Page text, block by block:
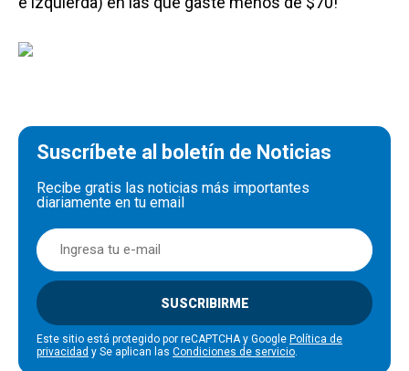
Suscríbete al boletín de Noticias
Recibe gratis las noticias más importantes
diariamente en tu email
SUSCRIBIRME
Este sitio está protegido por reCAPTCHA y Google Política de
privacidad y Se aplican las Condiciones de servicio.